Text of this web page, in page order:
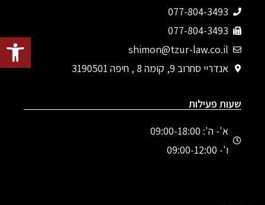
פתח
077-804-3493‬
077-804-3493
shimon@tzur-law.co.il
אנדריי סחרוב 9, קומה 8 , חיפה 3190501
שעות פעילות
א'- ה': 09:00-18:00
ו'- 09:00-12:00